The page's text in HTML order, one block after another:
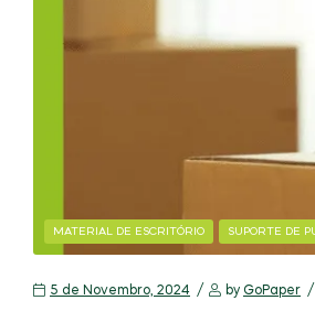
MATERIAL DE ESCRITÓRIO SUPORTE DE
5 de Novembro, 2024 by GoPaper